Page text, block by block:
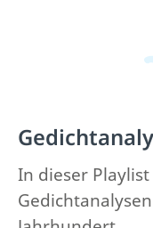
In dieser